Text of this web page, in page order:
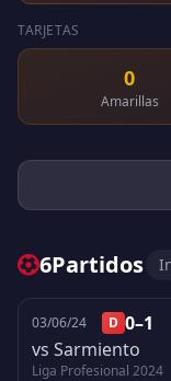
TARJETAS
0
Amarillas
6Partidos
03/06/24 D 0–1
vs Sarmiento
Liga Profesional 2024